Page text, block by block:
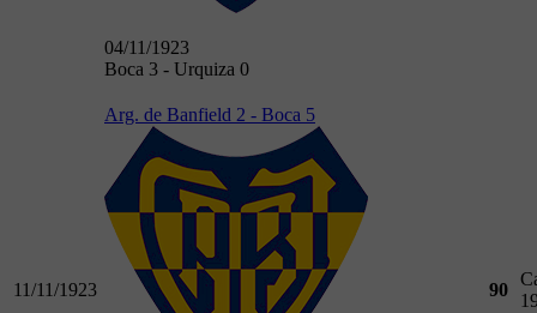
04/11/1923
Boca 3 - Urquiza 0
11/11/1923
Arg. de Banfield 2 - Boca 5
90